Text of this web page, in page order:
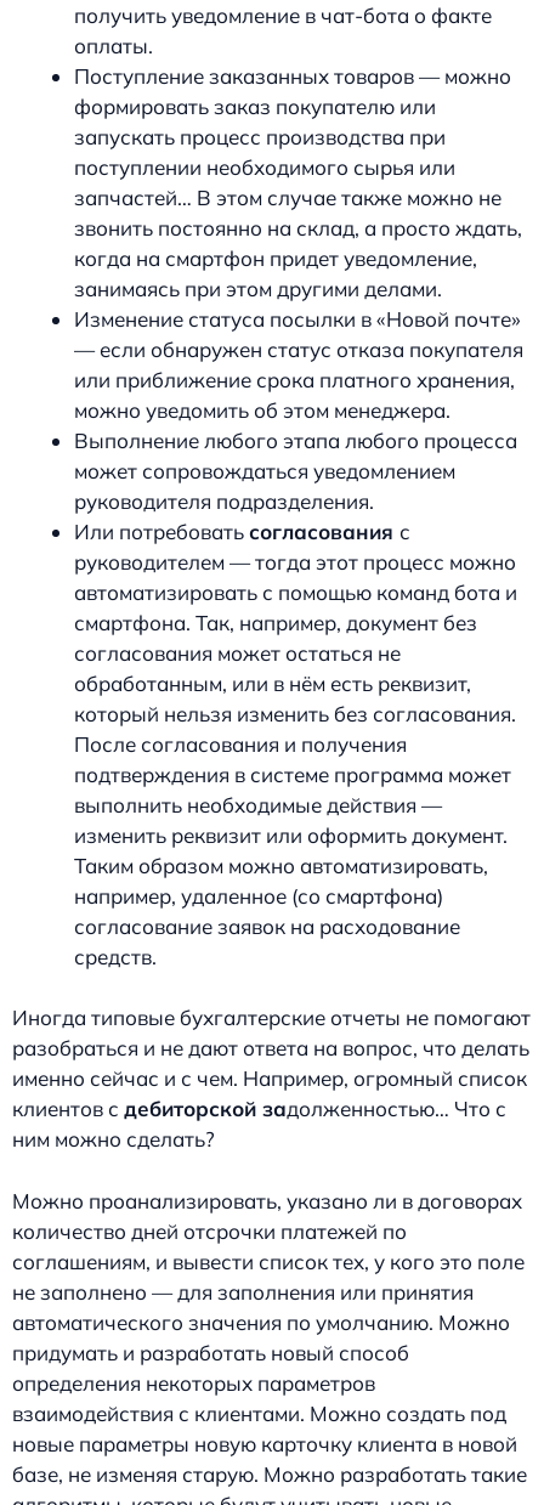
получить уведомление в чат-бота о факте
оплаты.
Поступление заказанных товаров — можно
формировать заказ покупателю или
запускать процесс производства при
поступлении необходимого сырья или
запчастей… В этом случае также можно не
звонить постоянно на склад, а просто ждать,
когда на смартфон придет уведомление,
занимаясь при этом другими делами.
Изменение статуса посылки в «Новой почте»
— если обнаружен статус отказа покупателя
или приближение срока платного хранения,
можно уведомить об этом менеджера.
Выполнение любого этапа любого процесса
может сопровождаться уведомлением
руководителя подразделения.
Или потребоватьсогласования с
руководителем — тогда этот процесс можно
автоматизировать с помощью команд бота и
смартфона. Так, например, документ без
согласования может остаться не
обработанным, или в нём есть реквизит,
который нельзя изменить без согласования.
После согласования и получения
подтверждения в системе программа может
выполнить необходимые действия —
изменить реквизит или оформить документ.
Таким образом можно автоматизировать,
например, удаленное (со смартфона)
согласование заявок на расходование
средств.
Иногда типовые бухгалтерские отчеты не помогают
разобраться и не дают ответа на вопрос, что делать
именно сейчас и с чем. Например, огромный список
клиентов с дебиторской задолженностью… Что с
ним можно сделать?
Можно проанализировать, указано ли в договорах
количество дней отсрочки платежей по
соглашениям, и вывести список тех, у кого это поле
не заполнено — для заполнения или принятия
автоматического значения по умолчанию. Можно
придумать и разработать новый способ
определения некоторых параметров
взаимодействия с клиентами. Можно создать под
новые параметры новую карточку клиента в новой
базе, не изменяя старую. Можно разработать такие